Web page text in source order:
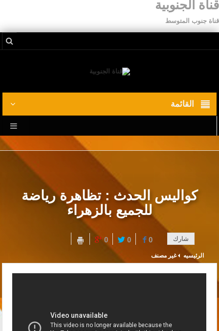
قناة الجنوبية
قناة جنوب المتوسط
القائمة
كواليس الحدث : تظاهرة رياضة
للجميع بالزهراء
شارك 0
0
0
الرئيسيه غير مصنف